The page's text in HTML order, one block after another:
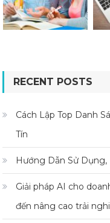
RECENT POSTS
Cách Lập Top Danh
Tín
Hướng Dẫn Sử Dụng,
Giải pháp AI cho
đến nâng cao trải